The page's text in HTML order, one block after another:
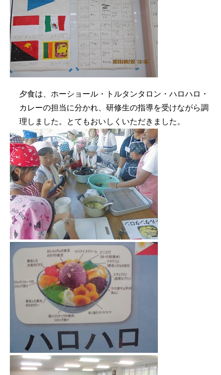
夕食は、ホーショール・トルタンタロン・ハロハロ・
カレーの担当に分かれ、研修生の指導を受けながら調
理しました。とてもおいしくいただきました。